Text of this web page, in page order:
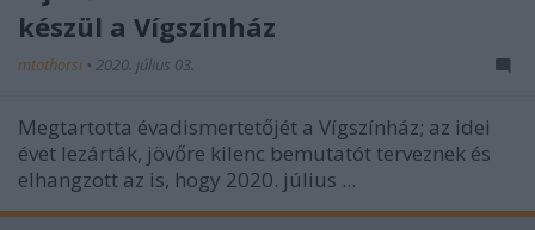
készül a Vígszínház
mtothorsi • 2020. július 03.
Megtartotta évadismertetőjét a Vígszínház; az idei
évet lezárták, jövőre kilenc bemutatót terveznek és
elhangzott az is, hogy 2020. július ...